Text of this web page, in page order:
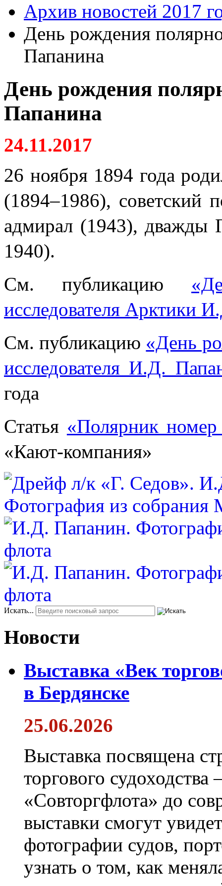
Архив новостей 2017
День рождения
Папанина
День рождения
Папанина
24.11.2017
26 ноября 1894 года
(1894–1986), советский
адмирал (1943), дважды
1940).
См. публикацию
исследователя Арктики
См. публикацию «День
исследователя И.Д.
года
Статья «Полярник
«Кают-компания»
Искать...
Новости
Выставка «Век
в Бердянске
25.06.2026
Выставка посвящена
торгового
«Совторгфлота» до
выставки смогут
фотографии судов,
узнать о том, как